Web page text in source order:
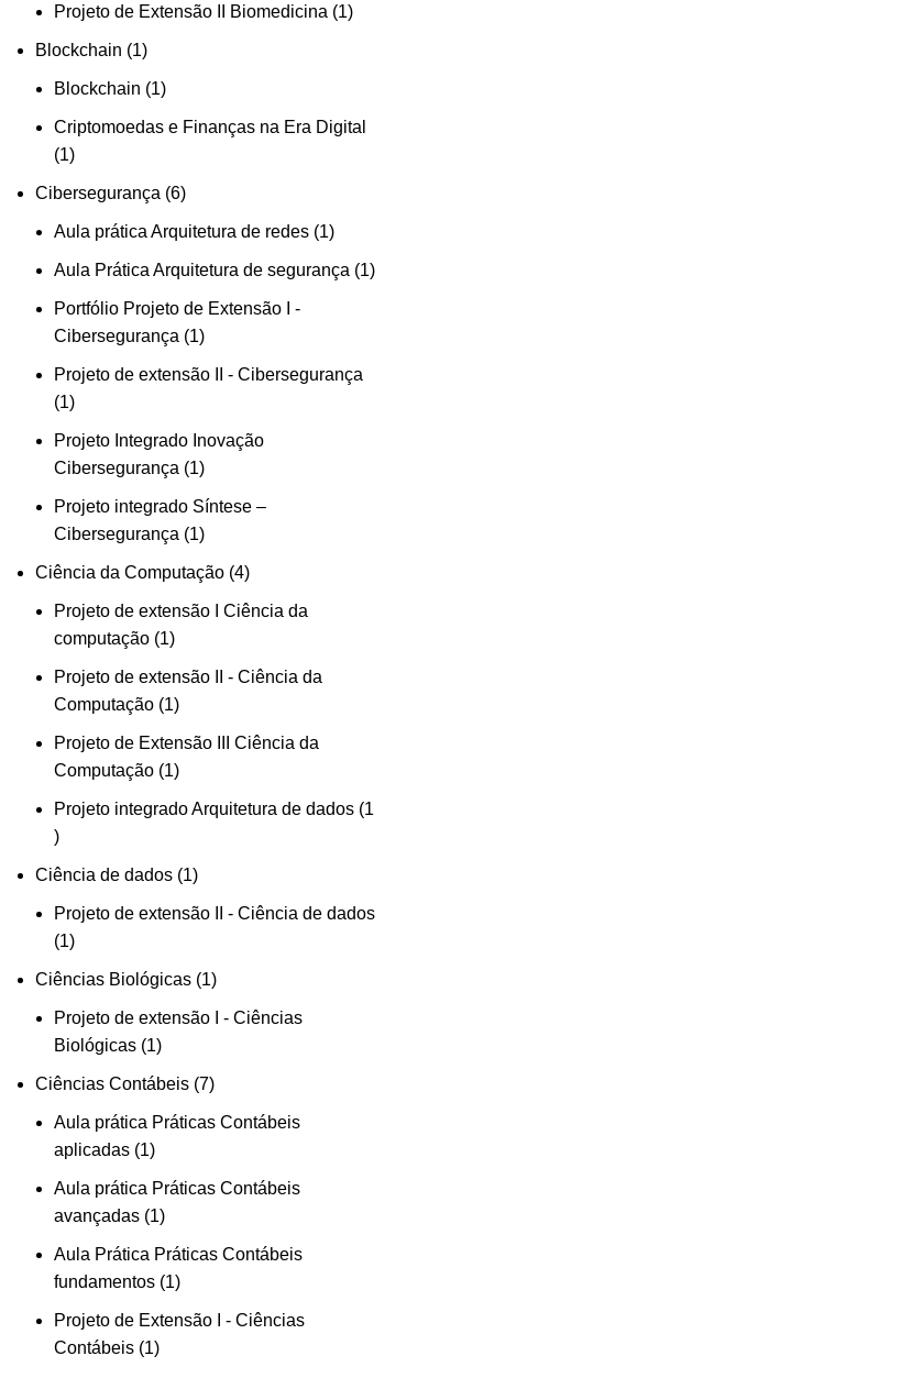
Projeto de Extensão II Biomedicina 11
Blockchain 11
Blockchain 11
Criptomoedas e Finanças na Era Digital
11
Cibersegurança 66
Aula prática Arquitetura de redes 11
Aula Prática Arquitetura de segurança 11
Portfólio Projeto de Extensão I -
Cibersegurança
11
Projeto de extensão II - Cibersegurança
11
Projeto Integrado Inovação
Cibersegurança
11
produto
Projeto integrado Síntese –
Cibersegurança
11
Ciência da Computação 44
produtos
Projeto de extensão I Ciência da
computação 11
Projeto de extensão II - Ciência da
Computação 11
Projeto de Extensão III Ciência da
Computação 11
Projeto integrado Arquitetura de dados 1
1
produto
Ciência de dados 11
Projeto de extensão II - Ciência de dados
11
Ciências Biológicas 11
produto
Projeto de extensão I - Ciências
Biológicas 11
Ciências Contábeis 77
produtos
Aula prática Práticas Contábeis
aplicadas 11
produto
Aula prática Práticas Contábeis
avançadas 11
produto
Aula Prática Práticas Contábeis
fundamentos 11
Projeto de Extensão I - Ciências
Contábeis 11